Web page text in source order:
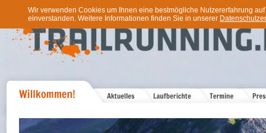
Wir verwenden Cookies um Ihnen eine bestmögliche Nutzererfahrung
einverstanden. Weitere Informationen finden Sie in unserer